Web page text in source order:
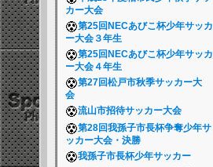
カー大会
第25回NECあびこ杯少年サッカ
ー大会３年生
第25回NECあびこ杯少年サッカ
ー大会４年生
第27回松戸市秋季サッカー大
会
流山市招待サッカー大会
第28回我孫子市長杯争奪少年サ
ッカー大会・決勝
我孫子市長杯少年サッカー